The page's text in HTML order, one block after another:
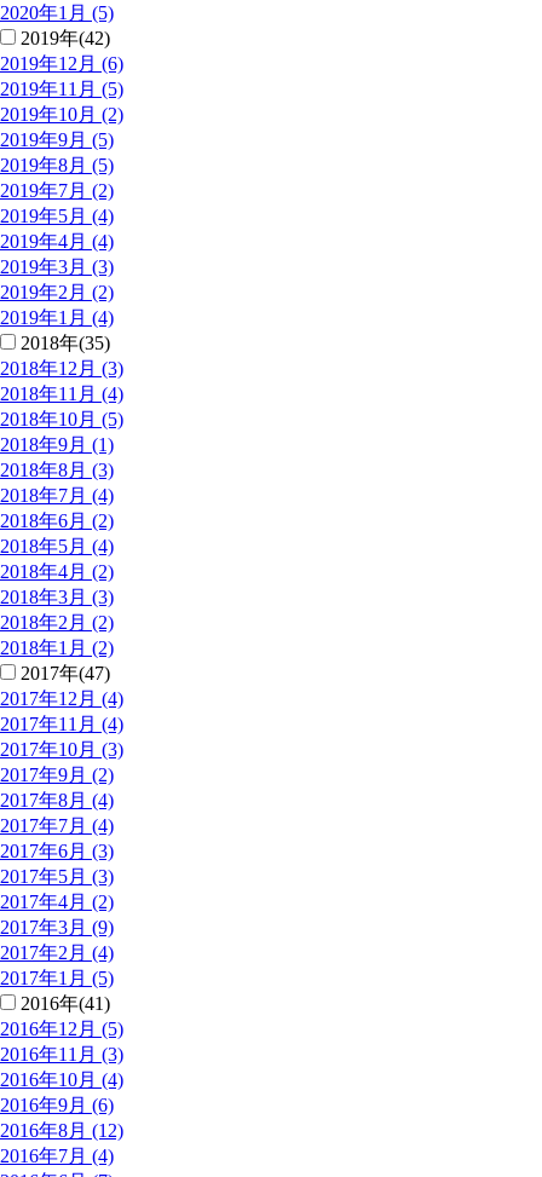
2020年1月 (5)
2019年(42)
2019年12月 (6)
2019年11月 (5)
2019年10月 (2)
2019年9月 (5)
2019年8月 (5)
2019年7月 (2)
2019年5月 (4)
2019年4月 (4)
2019年3月 (3)
2019年2月 (2)
2019年1月 (4)
2018年(35)
2018年12月 (3)
2018年11月 (4)
2018年10月 (5)
2018年9月 (1)
2018年8月 (3)
2018年7月 (4)
2018年6月 (2)
2018年5月 (4)
2018年4月 (2)
2018年3月 (3)
2018年2月 (2)
2018年1月 (2)
2017年(47)
2017年12月 (4)
2017年11月 (4)
2017年10月 (3)
2017年9月 (2)
2017年8月 (4)
2017年7月 (4)
2017年6月 (3)
2017年5月 (3)
2017年4月 (2)
2017年3月 (9)
2017年2月 (4)
2017年1月 (5)
2016年(41)
2016年12月 (5)
2016年11月 (3)
2016年10月 (4)
2016年9月 (6)
2016年8月 (12)
2016年7月 (4)